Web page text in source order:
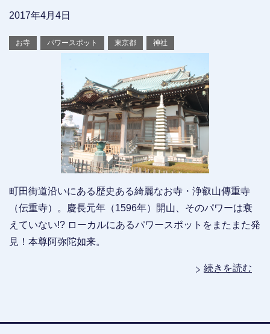
2017年4月4日
お寺 パワースポット 東京都 神社
町田街道沿いにある歴史ある綺麗なお寺・浄叡山傳重寺
（伝重寺）。慶長元年（1596年）開山、そのパワーは衰
えていない!? ローカルにあるパワースポットをまたまた発
見！本尊阿弥陀如来。
続きを読む